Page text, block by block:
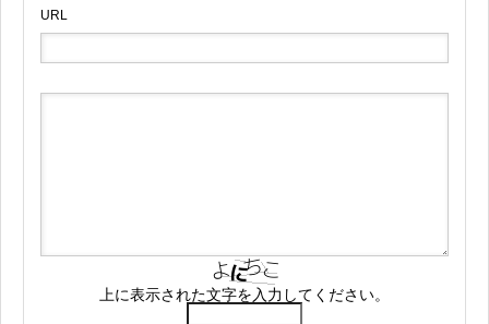
URL
上に表示された文字を入力してください。